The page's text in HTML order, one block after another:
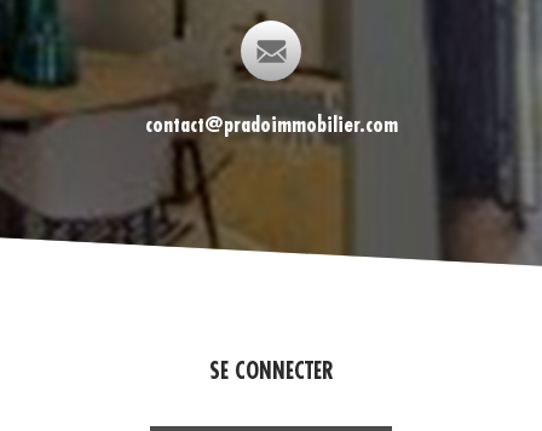
contact@pradoimmobilier.com
SE CONNECTER